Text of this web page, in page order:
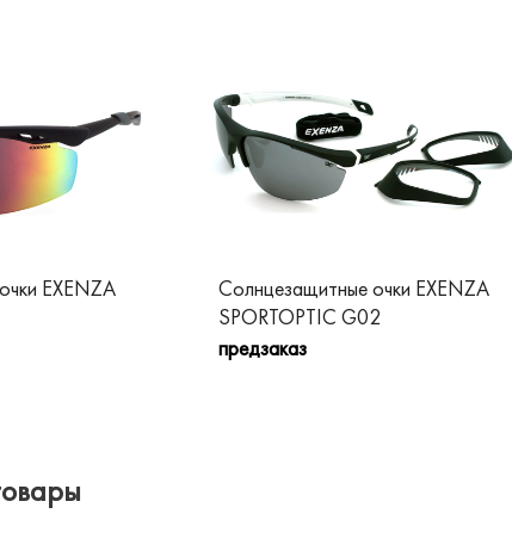
EXENZA
Солнцезащитные очки EXENZA
SPORTOPTIC G02
предзаказ